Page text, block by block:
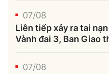
07/08
Liên tiếp xảy ra tai
Vành đai 3, Ban Giao
07/08